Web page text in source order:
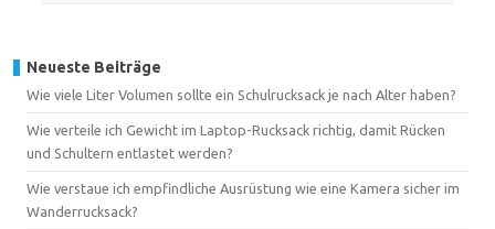
Neueste Beiträge
Wie viele Liter Volumen sollte ein Schulrucksack je nach Alter haben?
Wie verteile ich Gewicht im Laptop-Rucksack richtig, damit Rücken
und Schultern entlastet werden?
Wie verstaue ich empfindliche Ausrüstung wie eine Kamera sicher im
Wanderrucksack?